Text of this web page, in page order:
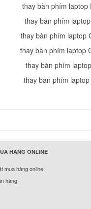
thay bàn phím laptop
thay bàn phím
thay bàn phím laptop
thay bàn phím laptop
thay bàn phím
thay bàn phím
HÀNG ONLINE
mua hàng online
hàng